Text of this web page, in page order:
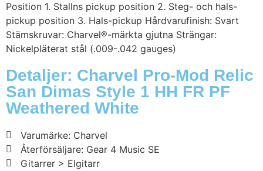
Position 1. Stallns pickup position 2. Steg- och hals-
pickup position 3. Hals-pickup Hårdvarufinish: Svart
Stämskruvar: Charvel®-märkta gjutna Strängar:
Nickelpläterat stål (.009-.042 gauges)
Detaljer: Charvel Pro-Mod Relic
San Dimas Style 1 HH FR PF
Weathered White
Varumärke: Charvel
Återförsäljare: Gear 4 Music SE
Gitarrer > Elgitarr